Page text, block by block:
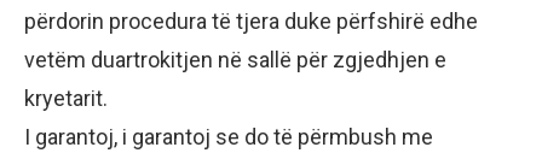
përdorin procedura të tjera duke përfshirë edhe
vetëm duartrokitjen në sallë për zgjedhjen e
kryetarit.
I garantoj, i garantoj se do të përmbush me